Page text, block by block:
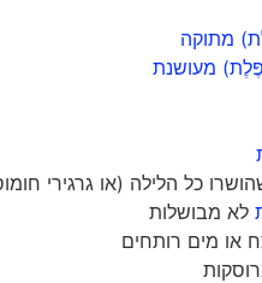
מתוקה
מעושנת
כל הלילה (או גרגירי
לא מבושלות